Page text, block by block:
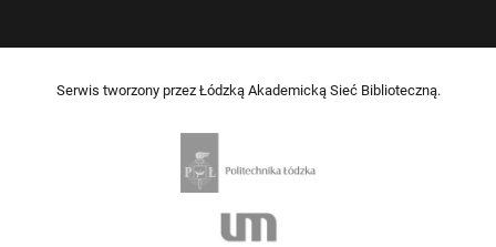
Serwis tworzony przez Łódzką Akademicką Sieć Biblioteczną.